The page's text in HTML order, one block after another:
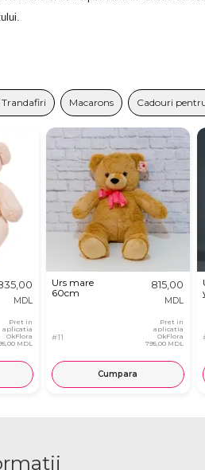
Trandafiri Macarons Cadouri
MDL
Pret in
aplicatia
OkFlora
MDL
Urs mare
60cm
#11
815,00
MDL
Pret in
aplicatia
OkFlora
795,00 MDL
Cumpara